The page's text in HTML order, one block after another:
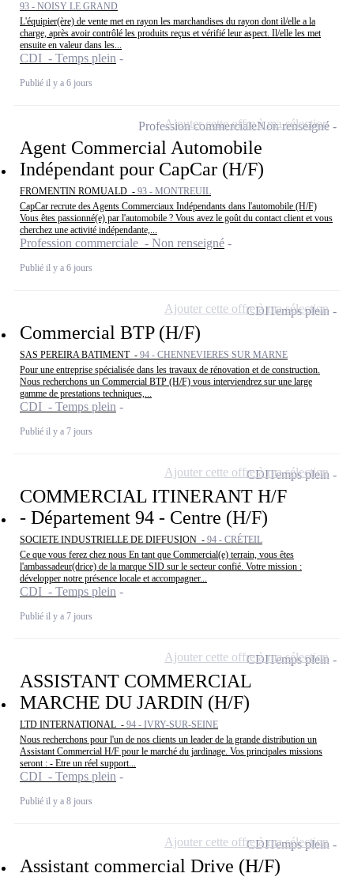
93 - NOISY LE GRAND
L'équipier(ère) de vente met en rayon les marchandises du rayon dont il/elle a la
charge, après avoir contrôlé les produits reçus et vérifié leur aspect. Il/elle les met
ensuite en valeur dans les...
CDI - Temps plein
Publié il y a 6 jours
Agent Commercial Automobile
Indépendant pour CapCar (H/F)
FROMENTIN ROMUALD - 93 - MONTREUIL
CapCar recrute des Agents Commerciaux Indépendants dans l'automobile (H/F)
Vous êtes passionné(e) par l'automobile ? Vous avez le goût du contact client et vous
cherchez une activité indépendante,...
Profession commerciale - Non renseigné
Publié il y a 6 jours
Profession commercialeNon renseigné
Ajouter cette offre à ma sélection
Commercial BTP (H/F)
SAS PEREIRA BATIMENT - 94 - CHENNEVIERES SUR MARNE
Pour une entreprise spécialisée dans les travaux de rénovation et de construction.
Nous recherchons un Commercial BTP (H/F) vous interviendrez sur une large
gamme de prestations techniques,...
CDI - Temps plein
Publié il y a 7 jours
CDITemps plein
Ajouter cette offre à ma sélection
COMMERCIAL ITINERANT H/F
- Département 94 - Centre (H/F)
SOCIETE INDUSTRIELLE DE DIFFUSION - 94 - CRÉTEIL
Ce que vous ferez chez nous En tant que Commercial(e) terrain, vous êtes
l'ambassadeur(drice) de la marque SID sur le secteur confié. Votre mission :
développer notre présence locale et accompagner...
CDI - Temps plein
Publié il y a 7 jours
CDITemps plein
Ajouter cette offre à ma sélection
ASSISTANT COMMERCIAL
MARCHE DU JARDIN (H/F)
LTD INTERNATIONAL - 94 - IVRY-SUR-SEINE
Nous recherchons pour l'un de nos clients un leader de la grande distribution un
Assistant Commercial H/F pour le marché du jardinage. Vos principales missions
seront : - Etre un réel support...
CDI - Temps plein
Publié il y a 8 jours
CDITemps plein
Ajouter cette offre à ma sélection
Assistant commercial Drive (H/F)
CDITemps plein
Ajouter cette offre à ma sélection